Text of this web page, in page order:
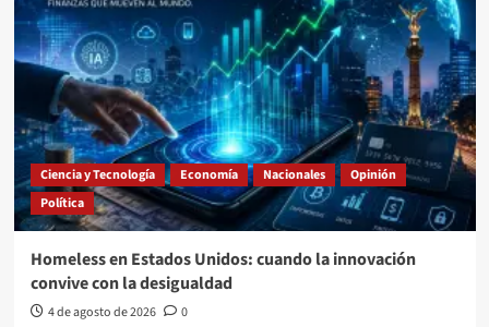
Ciencia y Tecnología Economía Nacionales
Opinión
Política
Homeless en Estados Unidos: cuando la innovación
convive con la desigualdad
4 de agosto de 2026 0